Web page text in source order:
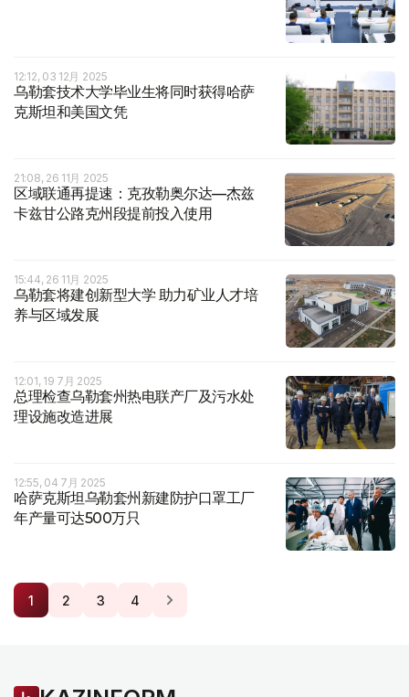
12:12, 03 12月 2025
乌勒套技术大学毕业生将同时获得哈萨
克斯坦和美国文凭
21:08, 26 11月 2025
区域联通再提速：克孜勒奥尔达—杰兹
卡兹甘公路克州段提前投入使用
15:44, 26 11月 2025
乌勒套将建创新型大学 助力矿业人才培
养与区域发展
12:01, 19 7月 2025
总理检查乌勒套州热电联产厂及污水处
理设施改造进展
12:55, 04 7月 2025
哈萨克斯坦乌勒套州新建防护口罩工厂
年产量可达500万只
1 2 3 4